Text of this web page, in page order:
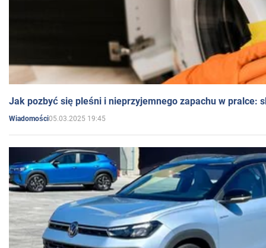
Jak pozbyć się pleśni i nieprzyjemnego zapachu w pralce:
Wiadomości05.03.2025 19:45